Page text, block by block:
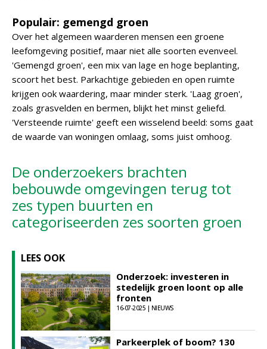
Populair: gemengd groen
Over het algemeen waarderen mensen een groene
leefomgeving positief, maar niet alle soorten evenveel.
'Gemengd groen', een mix van lage en hoge beplanting,
scoort het best. Parkachtige gebieden en open ruimte
krijgen ook waardering, maar minder sterk. 'Laag groen',
zoals grasvelden en bermen, blijkt het minst geliefd.
'Versteende ruimte' geeft een wisselend beeld: soms gaat
de waarde van woningen omlaag, soms juist omhoog.
De onderzoekers brachten
bebouwde omgevingen terug tot
zes typen buurten en
categoriseerden zes soorten groen
LEES OOK
Onderzoek: investeren in
stedelijk groen loont op alle
fronten
16-07-2025 | NIEUWS
Parkeerplek of boom? 130